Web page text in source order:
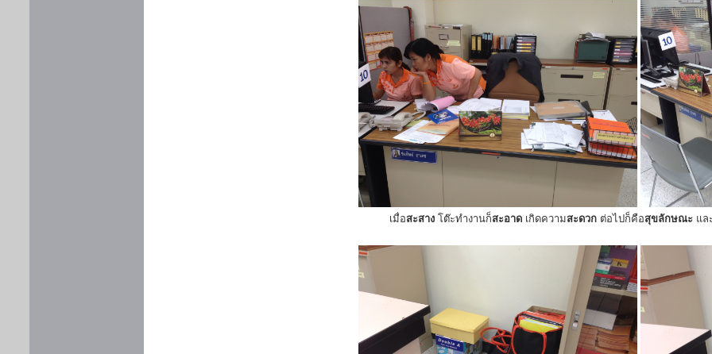
เมื่อสะสางโต๊ะทำงานก็สะอาดเกิดความสะดวกต่อไปก็คือสุขลักษณะ แล